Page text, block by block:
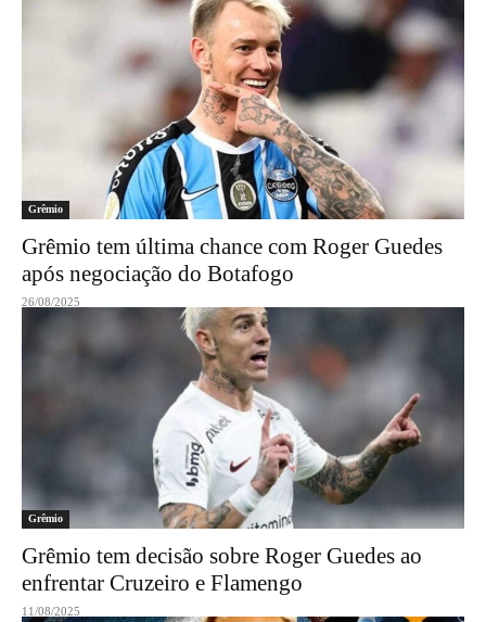
Grêmio
Grêmio tem última chance com Roger Guedes
após negociação do Botafogo
26/08/2025
Grêmio
Grêmio tem decisão sobre Roger Guedes ao
enfrentar Cruzeiro e Flamengo
11/08/2025